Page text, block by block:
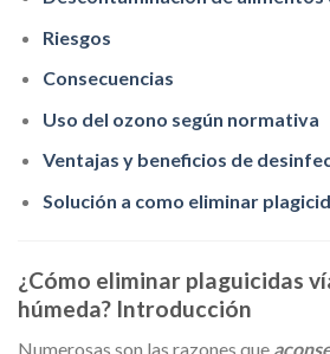
Riesgos
Consecuencias
Uso del ozono según normativa
Ventajas y beneficios de
Solución a como eliminar
¿Cómo eliminar plaguicidas
húmeda? Introducción
Numerosas son las razones que